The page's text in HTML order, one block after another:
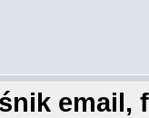
email,